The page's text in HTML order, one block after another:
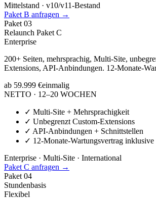
Mittelstand · v10/v11-Bestand
Paket B anfragen →
Paket 03
Relaunch Paket C
Enterprise
200+ Seiten, mehrsprachig, Multi-Site,
Extensions, API-Anbindungen. 12-Monate-
ab 59.999 €einmalig
NETTO · 12–20 WOCHEN
✓ Multi-Site + Mehrsprachigkeit
✓ Unbegrenzt Custom-Extensions
✓ API-Anbindungen + Schnittstellen
✓ 12-Monate-Wartungsvertrag inklusive
Enterprise · Multi-Site · International
Paket C anfragen →
Paket 04
Stundenbasis
Flexibel